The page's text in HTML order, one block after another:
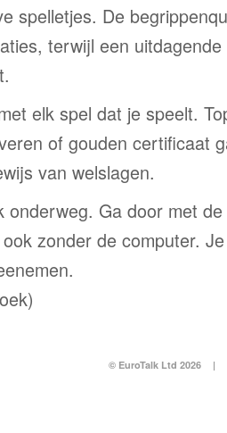
spelletjes. De
terwijl een
elk spel dat je speelt.
of gouden certificaat
van welslagen.
onderweg. Ga door met
zonder de computer.
© EuroTalk Ltd 2026 |